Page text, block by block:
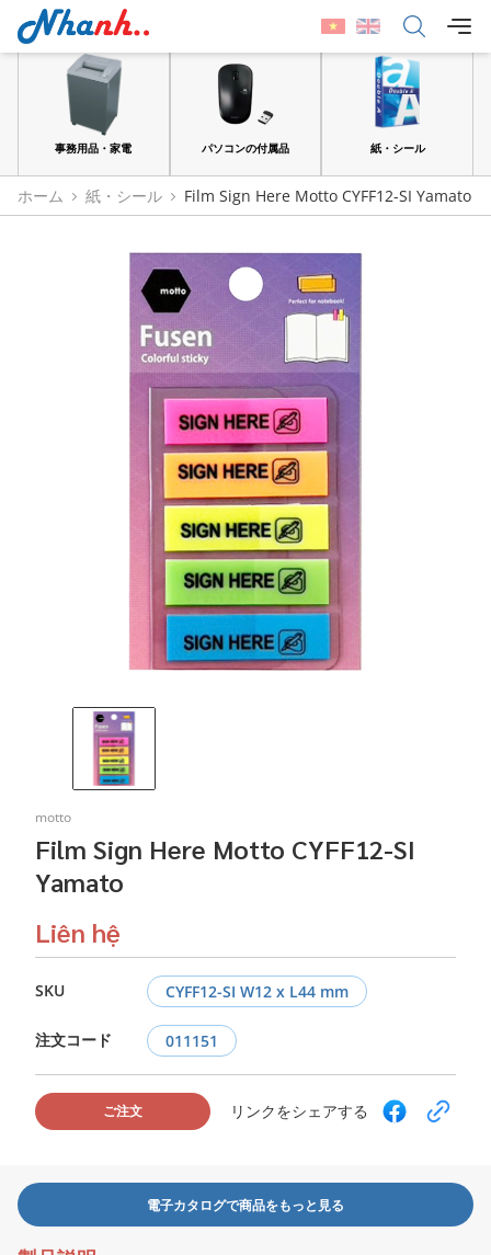
事務用品・家電 パソコンの付属品 紙・シール
ホーム 紙・シール Film Sign Here Motto CYFF12-SI Yamato
motto
Film Sign Here Motto CYFF12-SI
Yamato
Liên hệ
SKU CYFF12-SI W12 x L44 mm
注文コード 011151
ご注文 リンクをシェアする
電子カタログで商品をもっと見る